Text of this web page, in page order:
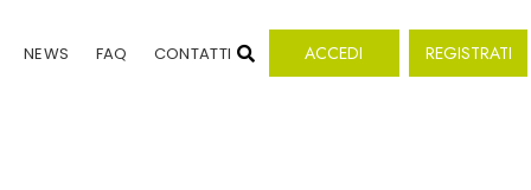
NEWS FAQ CONTATTI ACCEDI REGISTRATI